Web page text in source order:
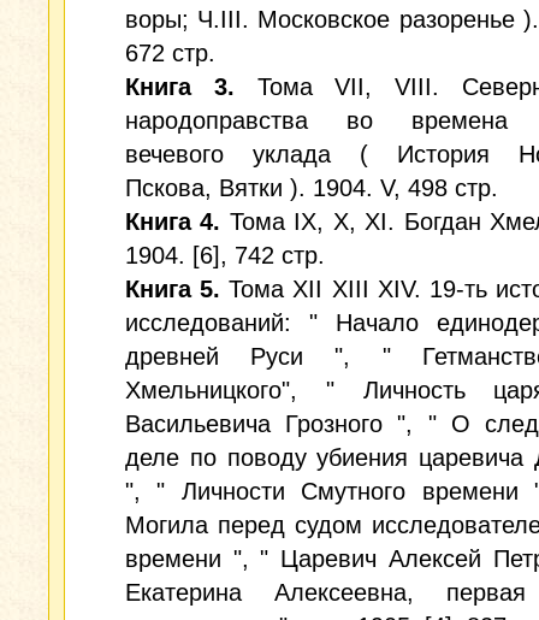
воры; Ч.III. Московское разоренье
672 стр.
Книга 3. Тома VII, VIII.
народоправства во времена
вечевого уклада ( История
Пскова, Вятки ). 1904. V, 498 стр.
Книга 4. Тома IX, X, XI. Богдан
1904. [6], 742 стр.
Книга 5. Тома XII XIII XIV. 19-ть
исследований: " Начало
древней Руси ", "
Хмельницкого", " Личность
Васильевича Грозного ", " О
деле по поводу убиения царевича
", " Личности Смутного
Могила перед судом
времени ", " Царевич Алексей
Екатерина Алексеевна, первая